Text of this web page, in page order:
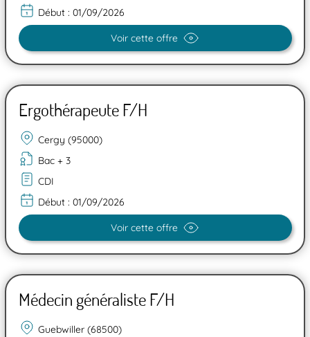
Début : 01/09/2026
Voir cette offre
Ergothérapeute F/H
Cergy (95000)
Bac + 3
CDI
Début : 01/09/2026
Voir cette offre
Médecin généraliste F/H
Guebwiller (68500)